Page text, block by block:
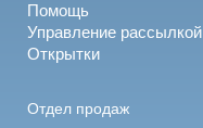
Помощь
Управление рассылкой
Открытки
Отдел продаж